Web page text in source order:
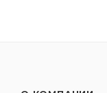
∙ До 40%